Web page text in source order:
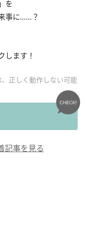
を
事に……？
します！
正しく動作しない可能
記事を見る